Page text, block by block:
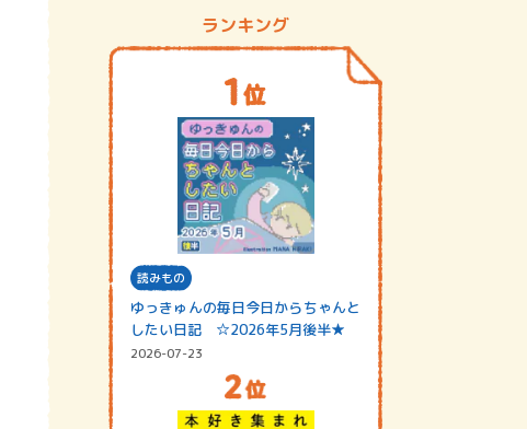
ランキング
読みもの
ゆっきゅんの毎日今日からちゃんと
したい日記 ☆2026年5月後半★
2026-07-23